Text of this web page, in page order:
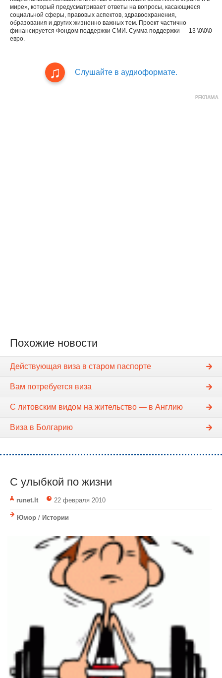
мире», который предусматривает ответы на вопросы, касающиеся
социальной сферы, правовых аспектов, здравоохранения,
образования и других жизненно важных тем. Проект частично
финансируется Фондом поддержки СМИ. Сумма поддержки — 13 \0\0\0
евро.
Слушайте в аудиоформате.
Похожие новости
Действующая виза в старом паспорте
Вам потребуется виза
С литовским видом на жительство — в Англию
Виза в Болгарию
С улыбкой по жизни
runet.lt 22 февраля 2010
Юмор / Истории